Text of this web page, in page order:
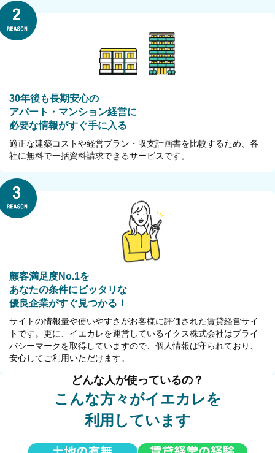
30年後も長期安心の
アパート・マンション経営に
必要な情報がすぐ手に入る
適正な建築コストや経営プラン・収支計画書を比較するため、各
社に無料で一括資料請求できるサービスです。
顧客満足度No.1を
あなたの条件にピッタリな
優良企業がすぐ見つかる！
サイトの情報量や使いやすさがお客様に評価された賃貸経営サイ
トです。更に、イエカレを運営しているイクス株式会社はプライ
バシーマークを取得していますので、個人情報は守られており、
安心してご利用いただけます。
どんな人が使っているの？
こんな方々がイエカレを
利用しています